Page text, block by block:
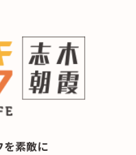
を素敵に